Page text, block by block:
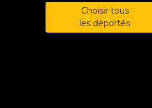
Choisir tous
les déportés